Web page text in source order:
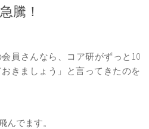
騰！
員さんなら、コア研がずっと10
きましょう」と言ってきたのを
んでます。